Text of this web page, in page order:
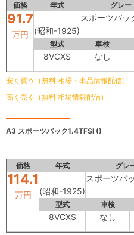
価格 年式 グレー
91.7
万円 (昭和-1925)
スポーツバッ
型式 車検
8VCXS なし
安く買う（無料 相場・出品情報配信）
高く売る（無料 相場情報配信）
A3 スポーツバック1.4TFSI ()
価格 年式 グレ
114.1
万円 (昭和-1925)
スポーツバ
型式 車検
8VCXS なし